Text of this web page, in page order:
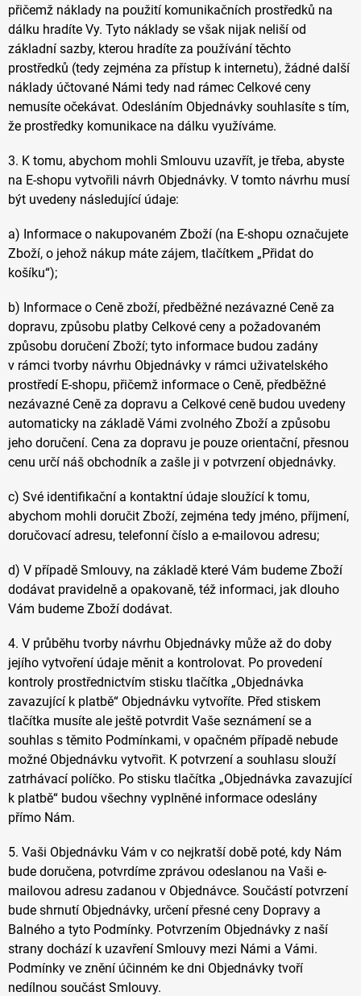
přičemž náklady na použití komunikačních prostředků na
dálku hradíte Vy. Tyto náklady se však nijak neliší od
základní sazby, kterou hradíte za používání těchto
prostředků (tedy zejména za přístup k internetu), žádné další
náklady účtované Námi tedy nad rámec Celkové ceny
nemusíte očekávat. Odesláním Objednávky souhlasíte s tím,
že prostředky komunikace na dálku využíváme.
3. K tomu, abychom mohli Smlouvu uzavřít, je třeba, abyste
na E-shopu vytvořili návrh Objednávky. V tomto návrhu musí
být uvedeny následující údaje:
a) Informace o nakupovaném Zboží (na E-shopu označujete
Zboží, o jehož nákup máte zájem, tlačítkem „Přidat do
košíku“);
b) Informace o Ceně zboží, předběžné nezávazné Ceně za
dopravu, způsobu platby Celkové ceny a požadovaném
způsobu doručení Zboží; tyto informace budou zadány
v rámci tvorby návrhu Objednávky v rámci uživatelského
prostředí E-shopu, přičemž informace o Ceně, předběžné
nezávazné Ceně za dopravu a Celkové ceně budou uvedeny
automaticky na základě Vámi zvolného Zboží a způsobu
jeho doručení. Cena za dopravu je pouze orientační, přesnou
cenu určí náš obchodník a zašle ji v potvrzení objednávky.
c) Své identifikační a kontaktní údaje sloužící k tomu,
abychom mohli doručit Zboží, zejména tedy jméno, příjmení,
doručovací adresu, telefonní číslo a e-mailovou adresu;
d) V případě Smlouvy, na základě které Vám budeme Zboží
dodávat pravidelně a opakovaně, též informaci, jak dlouho
Vám budeme Zboží dodávat.
4. V průběhu tvorby návrhu Objednávky může až do doby
jejího vytvoření údaje měnit a kontrolovat. Po provedení
kontroly prostřednictvím stisku tlačítka „Objednávka
zavazující k platbě“ Objednávku vytvoříte. Před stiskem
tlačítka musíte ale ještě potvrdit Vaše seznámení se a
souhlas s těmito Podmínkami, v opačném případě nebude
možné Objednávku vytvořit. K potvrzení a souhlasu slouží
zatrhávací políčko. Po stisku tlačítka „Objednávka zavazující
k platbě“ budou všechny vyplněné informace odeslány
přímo Nám.
5. Vaši Objednávku Vám v co nejkratší době poté, kdy Nám
bude doručena, potvrdíme zprávou odeslanou na Vaši e-
mailovou adresu zadanou v Objednávce. Součástí potvrzení
bude shrnutí Objednávky, určení přesné ceny Dopravy a
Balného a tyto Podmínky. Potvrzením Objednávky z naší
strany dochází k uzavření Smlouvy mezi Námi a Vámi.
Podmínky ve znění účinném ke dni Objednávky tvoří
nedílnou součást Smlouvy.